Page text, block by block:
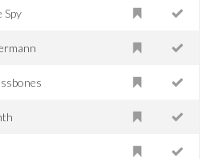
Spy